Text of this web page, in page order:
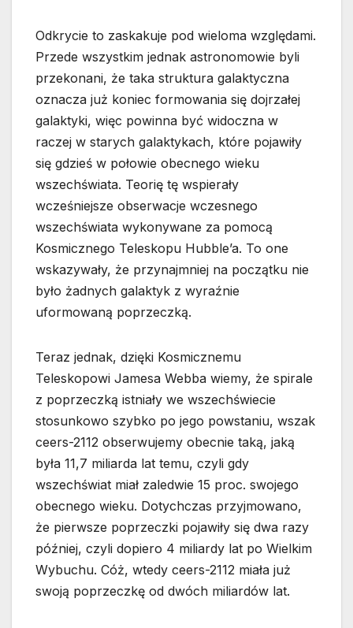
Odkrycie to zaskakuje pod wieloma względami.
Przede wszystkim jednak astronomowie byli
przekonani, że taka struktura galaktyczna
oznacza już koniec formowania się dojrzałej
galaktyki, więc powinna być widoczna w
raczej w starych galaktykach, które pojawiły
się gdzieś w połowie obecnego wieku
wszechświata. Teorię tę wspierały
wcześniejsze obserwacje wczesnego
wszechświata wykonywane za pomocą
Kosmicznego Teleskopu Hubble’a. To one
wskazywały, że przynajmniej na początku nie
było żadnych galaktyk z wyraźnie
uformowaną poprzeczką.
Teraz jednak, dzięki Kosmicznemu
Teleskopowi Jamesa Webba wiemy, że spirale
z poprzeczką istniały we wszechświecie
stosunkowo szybko po jego powstaniu, wszak
ceers-2112 obserwujemy obecnie taką, jaką
była 11,7 miliarda lat temu, czyli gdy
wszechświat miał zaledwie 15 proc. swojego
obecnego wieku. Dotychczas przyjmowano,
że pierwsze poprzeczki pojawiły się dwa razy
później, czyli dopiero 4 miliardy lat po Wielkim
Wybuchu. Cóż, wtedy ceers-2112 miała już
swoją poprzeczkę od dwóch miliardów lat.